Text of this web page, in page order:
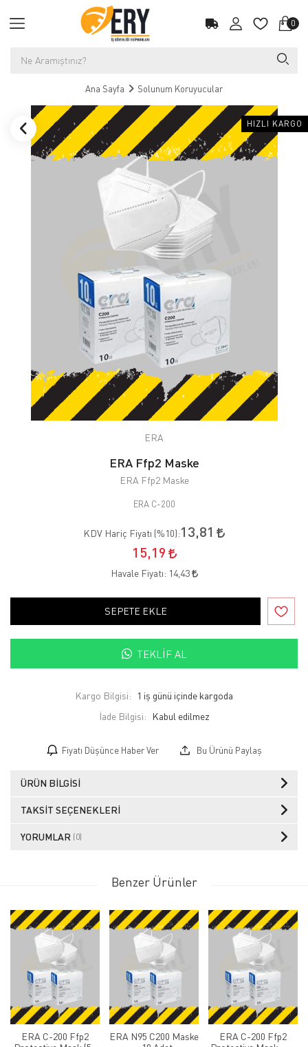
0
Ana Sayfa Solunum Koruyucular
HIZLI KARGO
ERA
ERA Ffp2 Maske
ERA Ffp2 Maske
ERA C-200
KDV Hariç Fiyatı (%10):13,81
15,19
Havale Fiyatı: 14,43
SEPETE EKLE
TEKLIF AL
Kargo Bilgisi:
1 iş günü içinde kargoda
İade Bilgisi:
Fiyatı Düşünce Haber Ver Bu Ürünü Paylaş
ÜRÜN BILGISI
TAKSIT SEÇENEKLERI
YORUMLAR (0)
Benzer Ürünler
ERA C-200 Ffp2
ERA N95 C200 Maske
ERA C-200 Ffp2